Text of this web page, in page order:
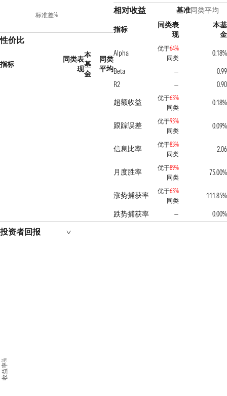
标准差%
性价比
指标
同类表
现
本
基
金
同类
平均
相对收益 基准同类平均
指标
同类表
现
本基
金
Alpha
优于64%
同类
0.18%
Beta
—
0.99
R2
—
0.90
超额收益
优于63%
同类
0.18%
跟踪误差 优于93%
同类
0.09%
信息比率 优于83%
同类
2.06
月度胜率 优于89%
同类
75.00%
涨势捕获率 优于63%
同类
111.85%
跌势捕获率
— 0.00%
投资者回报
收益率%